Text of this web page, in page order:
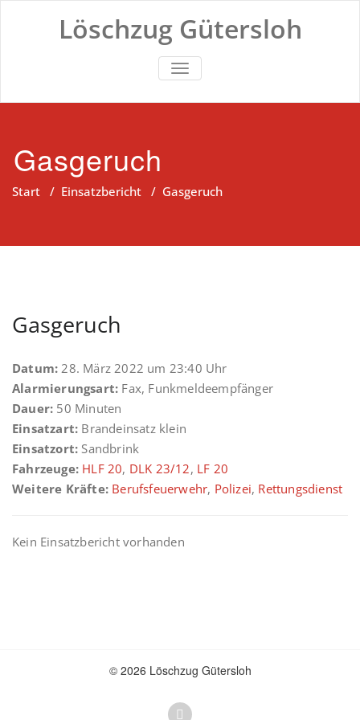
Löschzug Gütersloh
TOGGLE NAVIGATION
Gasgeruch
Start / Einsatzbericht / Gasgeruch
Gasgeruch
Datum: 28. März 2022 um 23:40 Uhr
Alarmierungsart: Fax, Funkmeldeempfänger
Dauer: 50 Minuten
Einsatzart: Brandeinsatz klein
Einsatzort: Sandbrink
Fahrzeuge: HLF 20, DLK 23/12, LF 20
Weitere Kräfte: Berufsfeuerwehr, Polizei, Rettungsdienst
Kein Einsatzbericht vorhanden
© 2026 Löschzug Gütersloh